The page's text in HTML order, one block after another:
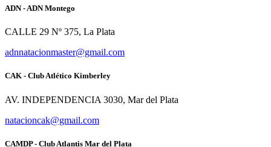
ADN - ADN Montego
CALLE 29 Nº 375, La Plata
adnnatacionmaster@gmail.com
CAK - Club Atlético Kimberley
AV. INDEPENDENCIA 3030, Mar del Plata
natacioncak@gmail.com
CAMDP - Club Atlantis Mar del Plata